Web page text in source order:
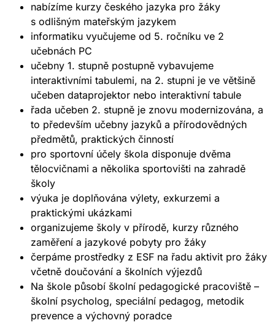
nabízíme kurzy českého jazyka pro žáky
s odlišným mateřským jazykem
informatiku vyučujeme od 5. ročníku ve 2
učebnách PC
učebny 1. stupně postupně vybavujeme
interaktivními tabulemi, na 2. stupni je ve většině
učeben dataprojektor nebo interaktivní tabule
řada učeben 2. stupně je znovu modernizována, a
to především učebny jazyků a přírodovědných
předmětů, praktických činností
pro sportovní účely škola disponuje dvěma
tělocvičnami a několika sportovišti na zahradě
školy
výuka je doplňována výlety, exkurzemi a
praktickými ukázkami
organizujeme školy v přírodě, kurzy různého
zaměření a jazykové pobyty pro žáky
čerpáme prostředky z ESF na řadu aktivit pro žáky
včetně doučování a školních výjezdů
Na škole působí školní pedagogické pracoviště –
školní psycholog, speciální pedagog, metodik
prevence a výchovný poradce